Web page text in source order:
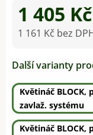
1 405 Kč
1 161 Kč bez
Další varianty
Květináč
zavlaž. systému
Květináč BLOCK,